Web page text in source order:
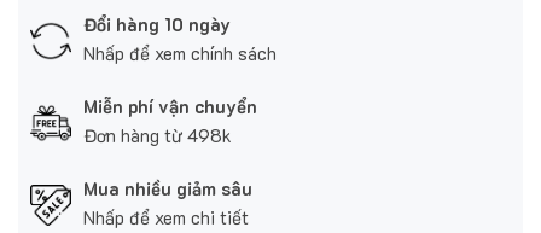
Đổi hàng 10 ngày
Nhấp để xem chính sách
Miễn phí vận chuyển
Đơn hàng từ 498k
Mua nhiều giảm sâu
Nhấp để xem chi tiết